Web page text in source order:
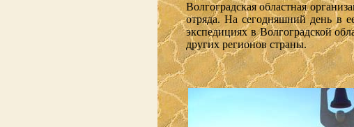
Волгоградская областная
отряда. На сегодняшний день в
экспедициях в Волгоградской
других регионов страны.